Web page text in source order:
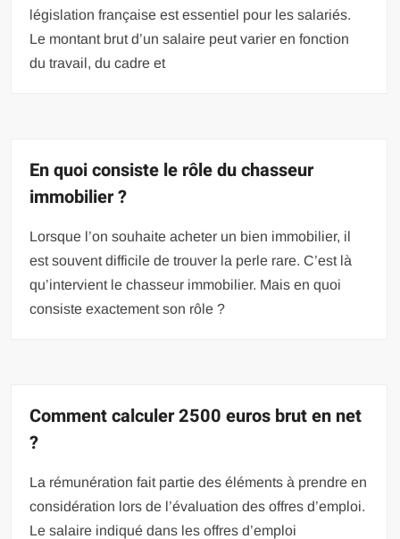
législation française est essentiel pour les salariés.
Le montant brut d’un salaire peut varier en fonction
du travail, du cadre et
En quoi consiste le rôle du chasseur
immobilier ?
Lorsque l’on souhaite acheter un bien immobilier, il
est souvent difficile de trouver la perle rare. C’est là
qu’intervient le chasseur immobilier. Mais en quoi
consiste exactement son rôle ?
Comment calculer 2500 euros brut en net
?
La rémunération fait partie des éléments à prendre en
considération lors de l’évaluation des offres d’emploi.
Le salaire indiqué dans les offres d’emploi